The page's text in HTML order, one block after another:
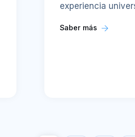
experiencia
Saber más